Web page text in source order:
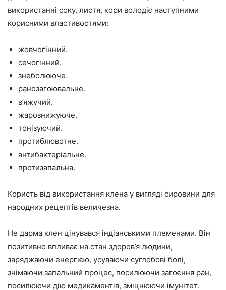
використанні соку, листя, кори володіє наступними
корисними властивостями:
жовчогінний.
сечогінний.
знеболююче.
ранозагоювальне.
в’яжучий.
жарознижуюче.
тонізуючий.
протиблювотне.
антибактеріальне.
протизапальна.
Користь від використання клена у вигляді сировини для
народних рецептів величезна.
Не дарма клен цінувався індіанськими племенами. Він
позитивно впливає на стан здоров’я людини,
заряджаючи енергією, усуваючи суглобові болі,
знімаючи запальний процес, посилюючи загоєння ран,
посилюючи дію медикаментів, зміцнюючи імунітет.